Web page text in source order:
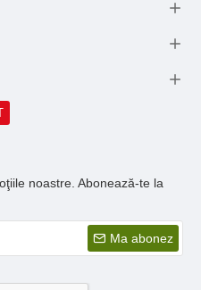
noastre. Abonează-te la
Ma abonez